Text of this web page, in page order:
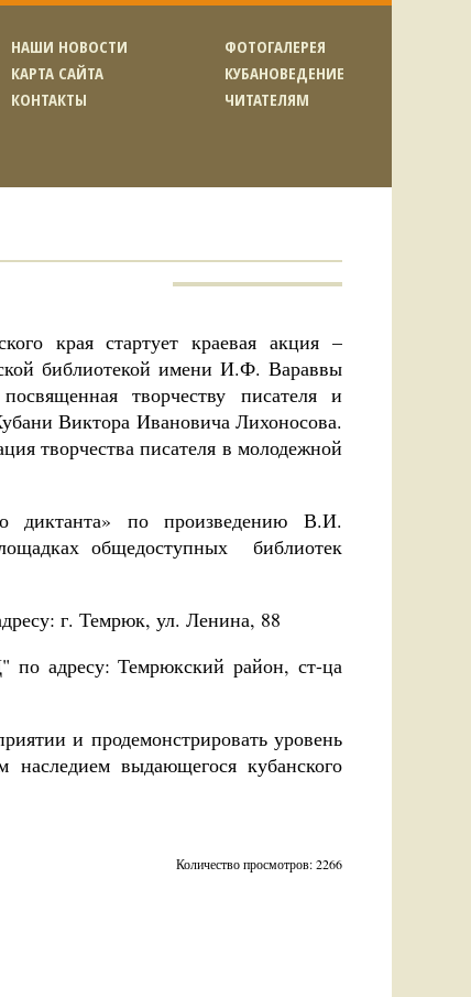
НАШИ НОВОСТИ
КАРТА САЙТА
КОНТАКТЫ
ФОТОГАЛЕРЕЯ
КУБАНОВЕДЕНИЕ
ЧИТАТЕЛЯМ
края стартует краевая акция –
библиотекой имени И.Ф. Вараввы
творчеству писателя и
Виктора Ивановича Лихоносова.
творчества писателя в молодежной
диктанта» по произведению В.И.
общедоступных библиотек
г. Темрюк, ул. Ленина, 88
по адресу: Темрюкский район, ст-ца
и продемонстрировать уровень
наследием выдающегося кубанского
Количество просмотров: 2266